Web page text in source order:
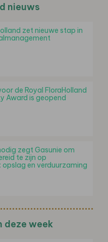
nieuws
zet nieuwe stap in
de Royal FloraHolland
Award is geopend
zegt Gasunie om
te zijn op
en verduurzaming
deze week